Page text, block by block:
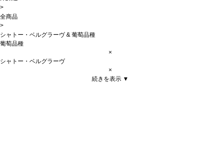
>
全商品
>
シャトー・ベルグラーヴ& 葡萄品種
葡萄品種
×
シャトー・ベルグラーヴ
×
続きを表示 ▼